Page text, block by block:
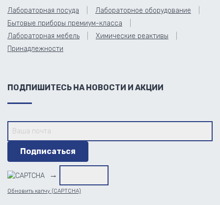
Лабораторная посуда
Лабораторное оборудование
Бытовые приборы премиум-класса
Лабораторная мебель
Химические реактивы
Принадлежности
ПОДПИШИТЕСЬ НА НОВОСТИ И АКЦИИ
→
Обновить капчу (CAPTCHA)